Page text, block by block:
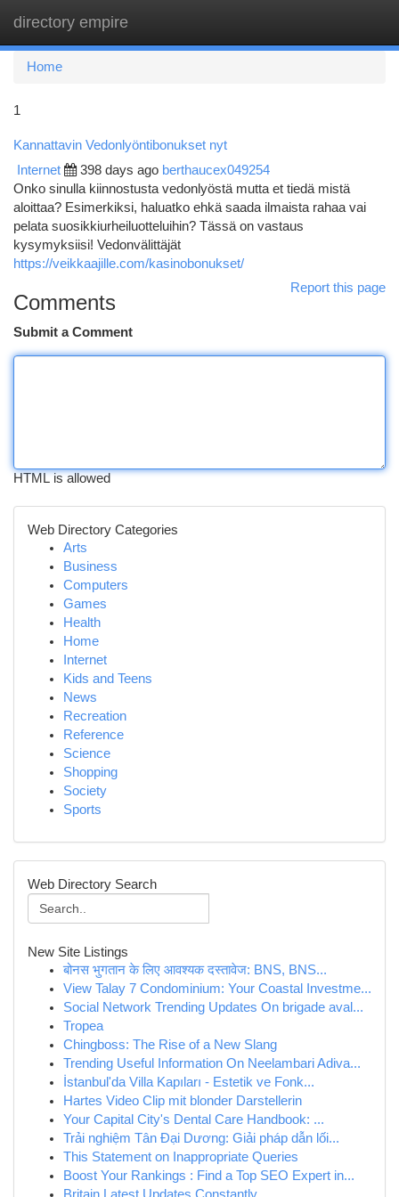
directory empire
Home
1
Kannattavin Vedonlyöntibonukset nyt
Internet 398 days ago berthaucex049254
Onko sinulla kiinnostusta vedonlyöstä mutta et tiedä mistä
aloittaa? Esimerkiksi, haluatko ehkä saada ilmaista rahaa vai
pelata suosikkiurheiluotteluihin? Tässä on vastaus
kysymyksiisi! Vedonvälittäjät
https://veikkaajille.com/kasinobonukset/
Report this page
Comments
Submit a Comment
HTML is allowed
Web Directory Categories
Arts
Business
Computers
Games
Health
Home
Internet
Kids and Teens
News
Recreation
Reference
Science
Shopping
Society
Sports
Web Directory Search
New Site Listings
बोनस भुगतान के लिए आवश्यक दस्तावेज: BNS, BNS...
View Talay 7 Condominium: Your Coastal Investme...
Social Network Trending Updates On brigade aval...
Tropea
Chingboss: The Rise of a New Slang
Trending Useful Information On Neelambari Adiva...
İstanbul'da Villa Kapıları - Estetik ve Fonk...
Hartes Video Clip mit blonder Darstellerin
Your Capital City's Dental Care Handbook: ...
Trải nghiệm Tân Đại Dương: Giải pháp dẫn lối...
This Statement on Inappropriate Queries
Boost Your Rankings : Find a Top SEO Expert in...